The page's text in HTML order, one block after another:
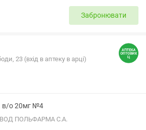
Забронювати
23 (вхід в аптеку в арці)
в/о 20мг №4
ПОЛЬФАРМА С.А.